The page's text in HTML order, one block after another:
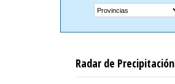
Radar de Precipitación